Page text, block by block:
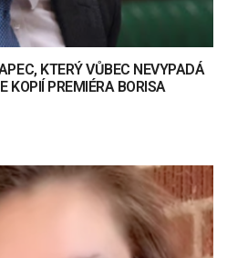
KTERÝ VŮBEC NEVYPADÁ
KOPIÍ PREMIÉRA BORISA